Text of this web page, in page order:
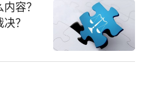
容？
？